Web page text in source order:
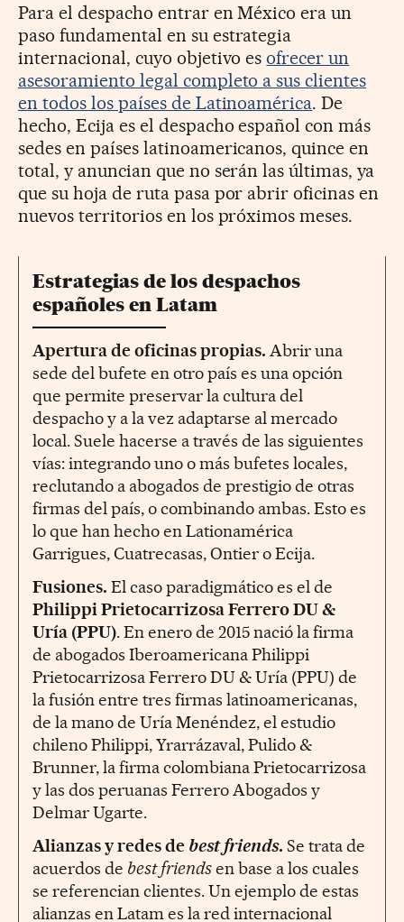
Para el despacho entrar en México era un
paso fundamental en su estrategia
internacional, cuyo objetivo esofrecer un
asesoramiento legal completo a sus clientes
en todos los países de Latinoamérica. De
hecho, Ecija es el despacho español con más
sedes en países latinoamericanos, quince en
total, y anuncian que no serán las últimas, ya
que su hoja de ruta pasa por abrir oficinas en
nuevos territorios en los próximos meses.
Estrategias de los despachos
españoles en Latam
Apertura de oficinas propias. Abrir una
sede del bufete en otro país es una opción
que permite preservar la cultura del
despacho y a la vez adaptarse al mercado
local. Suele hacerse a través de las siguientes
vías: integrando uno o más bufetes locales,
reclutando a abogados de prestigio de otras
firmas del país, o combinando ambas. Esto es
lo que han hecho en Lationamérica
Garrigues, Cuatrecasas, Ontier o Ecija.
Fusiones. El caso paradigmático es el de
Philippi Prietocarrizosa Ferrero DU &
Uría (PPU). En enero de 2015 nació la firma
de abogados Iberoamericana Philippi
Prietocarrizosa Ferrero DU & Uría (PPU) de
la fusión entre tres firmas latinoamericanas,
de la mano de Uría Menéndez, el estudio
chileno Philippi, Yrarrázaval, Pulido &
Brunner, la firma colombiana Prietocarrizosa
y las dos peruanas Ferrero Abogados y
Delmar Ugarte.
Alianzas y redes de best friends. Se trata de
acuerdos de best friendsen base a los cuales
se referencian clientes. Un ejemplo de estas
alianzas en Latam es la red internacional